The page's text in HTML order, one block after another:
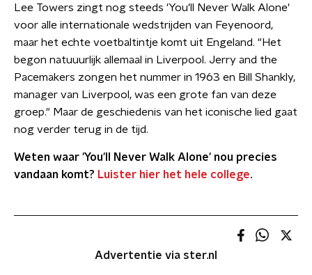
Lee Towers zingt nog steeds 'You'll Never Walk Alone'
voor alle internationale wedstrijden van Feyenoord,
maar het echte voetbaltintje komt uit Engeland. "Het
begon natuuurlijk allemaal in Liverpool. Jerry and the
Pacemakers zongen het nummer in 1963 en Bill Shankly,
manager van Liverpool, was een grote fan van deze
groep." Maar de geschiedenis van het iconische lied gaat
nog verder terug in de tijd.
Weten waar 'You'll Never Walk Alone' nou precies
vandaan komt? Luister hier het hele college.
Advertentie via ster.nl